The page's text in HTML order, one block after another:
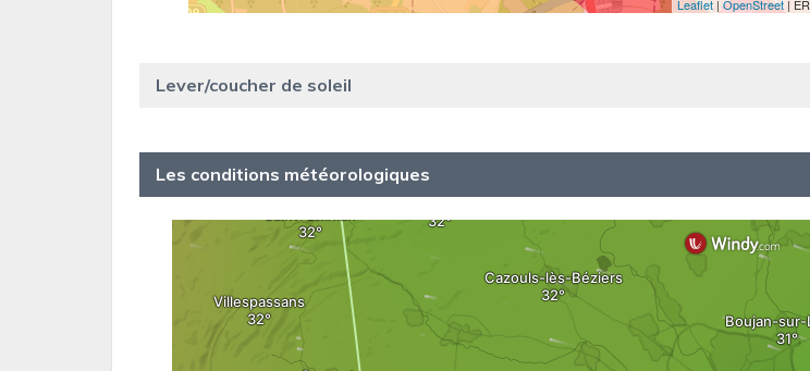
Lever/coucher de soleil
Les conditions météorologiques